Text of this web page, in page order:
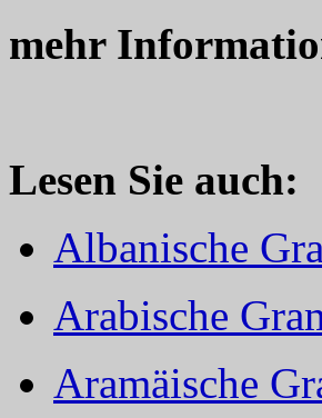
mehr
Lesen Sie auch:
Albanische
Arabische
Aramäische